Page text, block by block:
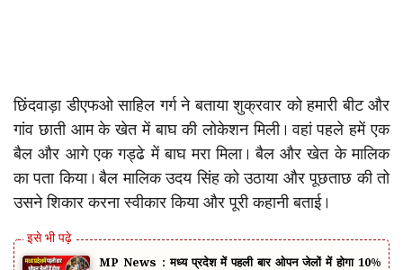
छिंदवाड़ा डीएफओ साहिल गर्ग ने बताया शुक्रवार को हमारी बीट और
गांव छाती आम के खेत में बाघ की लोकेशन मिली। वहां पहले हमें एक
बैल और आगे एक गड्ढे में बाघ मरा मिला। बैल और खेत के मालिक
का पता किया। बैल मालिक उदय सिंह को उठाया और पूछताछ की तो
उसने शिकार करना स्वीकार किया और पूरी कहानी बताई।
MP News : मध्य प्रदेश में पहली बार ओपन जेलों में होगा 10%